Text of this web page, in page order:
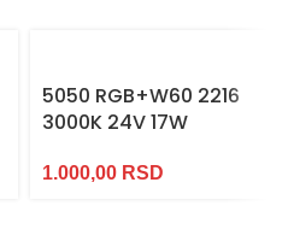
5050 RGB+W60 2216
3000K 24V 17W
1.000,00 RSD